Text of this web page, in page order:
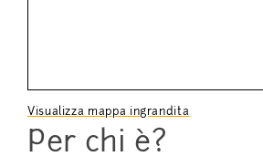
Visualizza mappa ingrandita
Per chi è?